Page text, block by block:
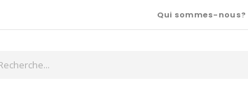
Qui sommes-nous?